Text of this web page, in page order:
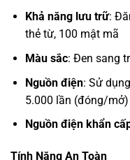
Khả năng lưu trữ:
thẻ từ, 100 mật mã
Màu sắc: Đen sang
Nguồn điện: Sử
5.000 lần (đóng/mở)
Nguồn điện khẩn
Tính Năng An Toàn